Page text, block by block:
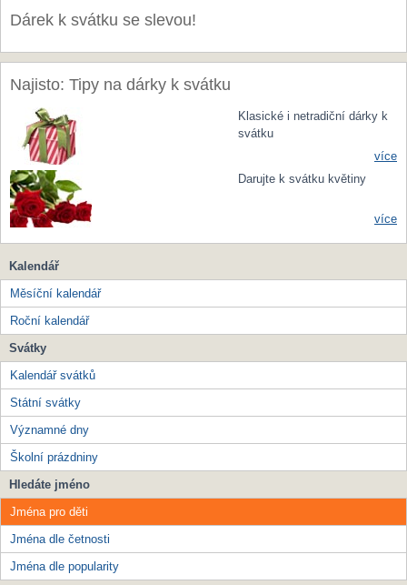
Dárek k svátku se slevou!
Najisto: Tipy na dárky k svátku
Klasické i netradiční dárky k
svátku
více
Darujte k svátku květiny
více
Kalendář
Měsíční kalendář
Roční kalendář
Svátky
Kalendář svátků
Státní svátky
Významné dny
Školní prázdniny
Hledáte jméno
Jména pro děti
Jména dle četnosti
Jména dle popularity